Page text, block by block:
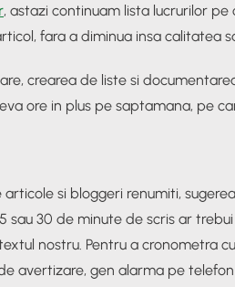
, astazi continuam lista lucrurilor
fara a diminua insa calitatea
crearea de liste si
ore in plus pe saptamana, pe
si bloggeri renumiti,
sau 30 de minute de scris ar
nostru. Pentru a cronometra
avertizare, gen alarma pe